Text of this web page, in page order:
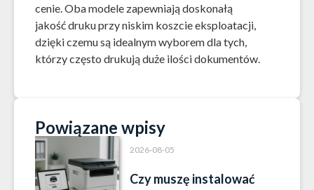
cenie. Oba modele zapewniają doskonałą
jakość druku przy niskim koszcie eksploatacji,
dzięki czemu są idealnym wyborem dla tych,
którzy często drukują duże ilości dokumentów.
Powiązane wpisy
2026-08-05
Czy muszę instalować